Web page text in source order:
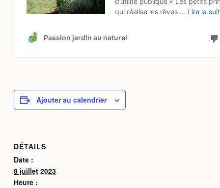
Ajouter au calendrier
DÉTAILS
Date :
8 juillet 2023
Heure :